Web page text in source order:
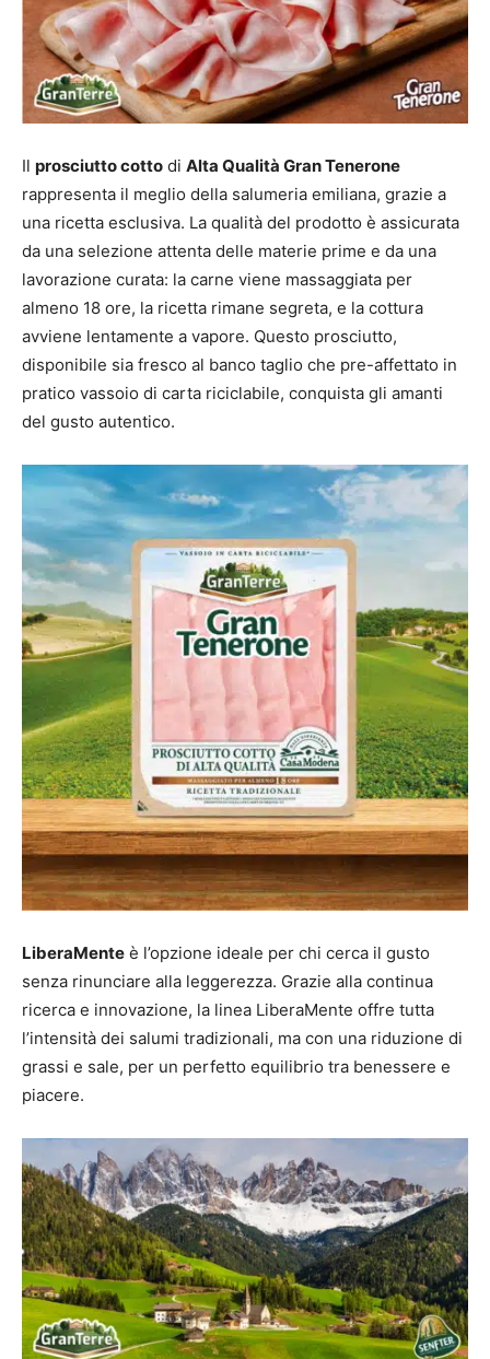
Il prosciutto cotto di Alta Qualità Gran Tenerone
rappresenta il meglio della salumeria emiliana, grazie a
una ricetta esclusiva. La qualità del prodotto è assicurata
da una selezione attenta delle materie prime e da una
lavorazione curata: la carne viene massaggiata per
almeno 18 ore, la ricetta rimane segreta, e la cottura
avviene lentamente a vapore. Questo prosciutto,
disponibile sia fresco al banco taglio che pre-affettato in
pratico vassoio di carta riciclabile, conquista gli amanti
del gusto autentico.
LiberaMente è l’opzione ideale per chi cerca il gusto
senza rinunciare alla leggerezza. Grazie alla continua
ricerca e innovazione, la linea LiberaMente offre tutta
l’intensità dei salumi tradizionali, ma con una riduzione di
grassi e sale, per un perfetto equilibrio tra benessere e
piacere.